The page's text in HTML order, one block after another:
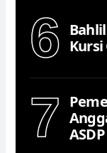
6
Kursi
7